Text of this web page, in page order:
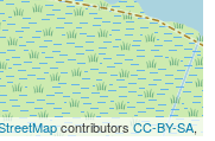
contributorsCC-BY-SA,